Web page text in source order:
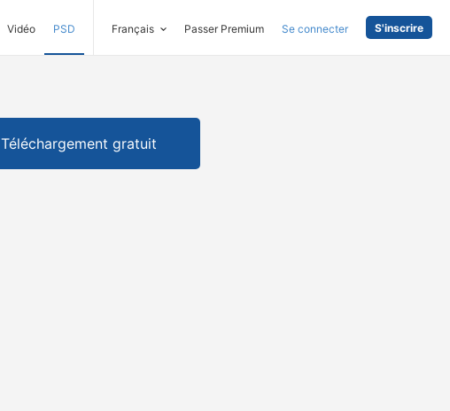
Vidéo PSD Français Passer Premium Se connecter S'inscrire
Téléchargement gratuit